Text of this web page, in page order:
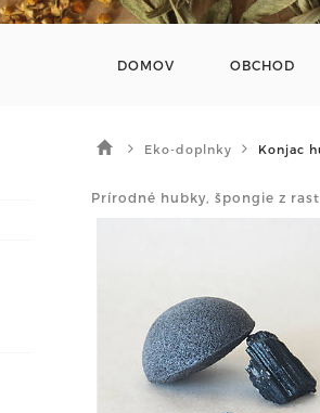
DOMOV OBCHOD
Eko-doplnky Konjac
Prírodné hubky, špongie z